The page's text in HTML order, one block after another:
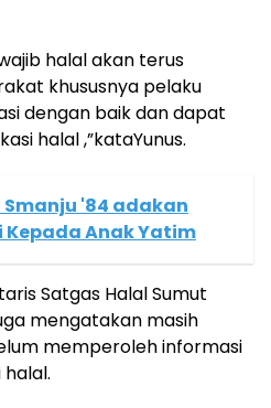
halal akan terus
khususnya pelaku
dengan baik dan dapat
halal ,”kataYunus.
'84 adakan
Kepada Anak Yatim
Satgas Halal Sumut
mengatakan masih
memperoleh informasi